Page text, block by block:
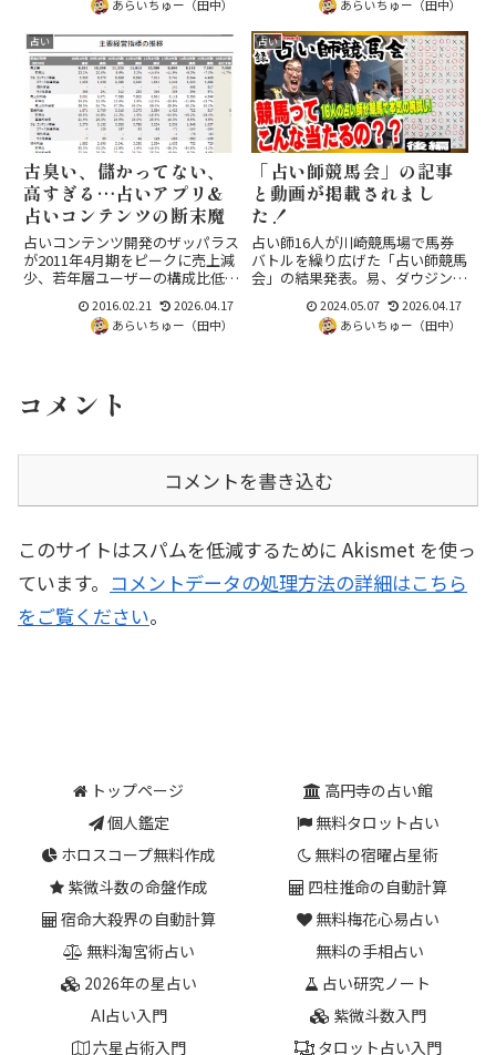
術のホロスコープと組み合わせれ
によるAI手相占いも楽しめます。
あらいちゅー（田中）
コミサイトで地道に探していくし
あらいちゅー（田中）
占い
古臭い、儲かってない、
高すぎる…占いアプリ&
占いコンテンツの断末魔
占いコンテンツ開発のザッパラス
が2011年4月期をピークに売上減
少、若年層ユーザーの構成比低下
が続く現状をリサーチ報告から解
説。チャット型占いアプリ投入に
よるマーケット再構築の試みと、
2016.02.21
2026.04.17
あらいちゅー（田中）
占い
「占い師競馬会」の記事
と動画が掲載されまし
た！
占い師16人が川崎競馬場で馬券
バトルを繰り広げた「占い師競馬
会」の結果発表。易、ダウジン
グ、タロットで競馬予想したレポ
ート記事と当日の動画がwebムー
で公開され、占いと競馬の新しい
2024.05.07
2026.04.17
あらいちゅー（田中）
コメント
コメントを書き込む
このサイトはスパムを低減するために Akismet を使っ
ています。 コメントデータの処理方法の詳細はこちら
をご覧ください。
トップページ
高円寺の占い館
個人鑑定
無料タロット占い
ホロスコープ無料作成
無料の宿曜占星術
紫微斗数の命盤作成
四柱推命の自動計算
宿命大殺界の自動計算
無料梅花心易占い
無料淘宮術占い
無料の手相占い
2026年の星占い
占い研究ノート
AI占い入門
紫微斗数入門
六星占術入門
タロット占い入門